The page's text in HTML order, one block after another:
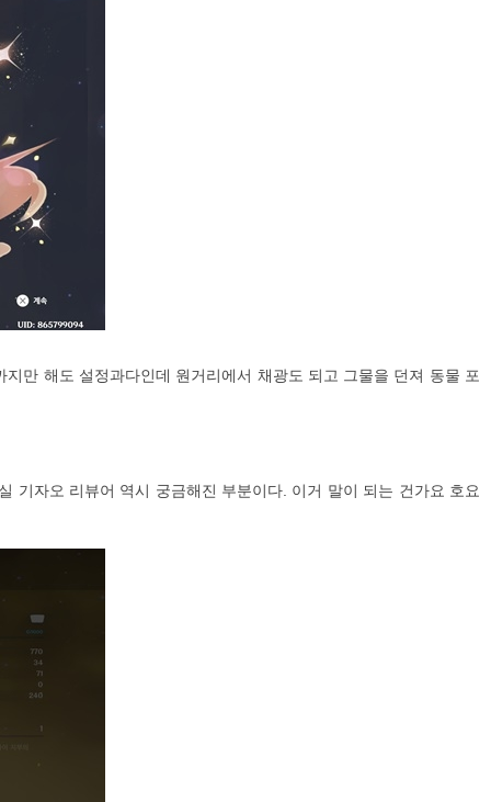
만 해도 설정과다인데 원거리에서 채광도 되고 그물을 던져 동물 포
기자오 리뷰어 역시 궁금해진 부분이다. 이거 말이 되는 건가요 호요